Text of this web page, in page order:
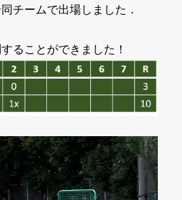
チームで出場しました．
ることができました！